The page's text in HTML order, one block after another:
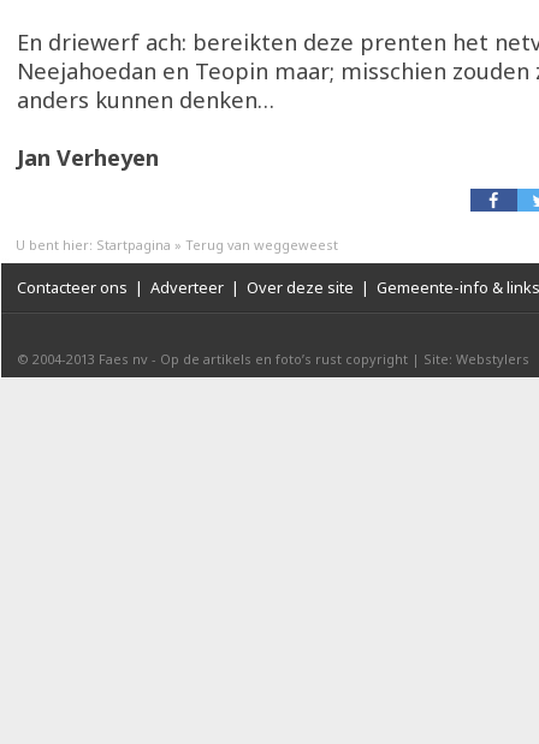
En driewerf ach: bereikten deze prenten het
Neejahoedan en Teopin maar; misschien zouden
anders kunnen denken…
Jan Verheyen
U bent hier: Startpagina » Terug van weggeweest
Contacteer ons | Adverteer | Over deze site | Gemeente-info & links
© 2004-2013 Faes nv - Op de artikels en foto’s rust copyright | Site: Webstylers